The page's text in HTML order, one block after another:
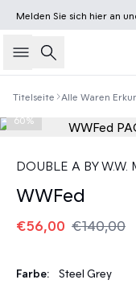
Melden Sie sich hieran
Suche
Titelseite Alle Waren
60%
DOUBLE A BY W.W.
WWFed
€56,00 €140,00
Farbe: Steel Grey